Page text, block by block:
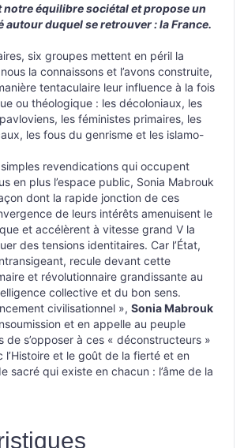
notre équilibre sociétal et propose un
autour duquel se retrouver : la France.
six groupes mettent en péril la
la connaissons et l’avons construite,
tentaculaire leur influence à la fois
ou théologique : les décoloniaux, les
les féministes primaires, les
les fous du genrisme et les islamo-
revendications qui occupent
en plus l’espace public, Sonia Mabrouk
dont la rapide jonction de ces
de leurs intérêts amenuisent le
et accélèrent à vitesse grand V la
des tensions identitaires. Car l’État,
recule devant cette
et révolutionnaire grandissante au
collective et du bon sens.
civilisationnel », Sonia Mabrouk
et en appelle au peuple
de s’opposer à ces « déconstructeurs »
l’Histoire et le goût de la fierté et en
sacré qui existe en chacun : l’âme de la